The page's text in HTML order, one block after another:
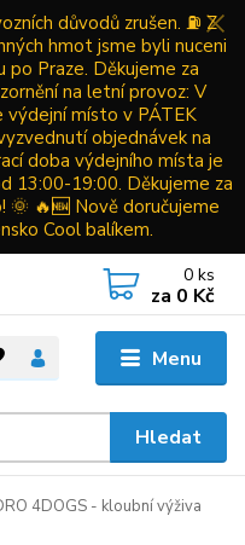
důvodů zrušen. ⛽ Z
hmot jsme byli nuceni
po Praze. Děkujeme za
na letní provoz: V
výdejní místo v PÁTEK
objednávek na
doba výdejního místa je
13:00-19:00. Děkujeme za
🔥🆕 Nově doručujeme
Cool balíkem.
Menu
Hledat
0 ks
za 0 Kč
4DOGS - kloubní výživa